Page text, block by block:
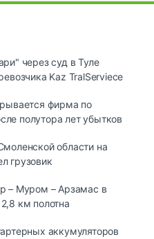
через суд в Туле
Kaz TralServiece
фирма по
полутора лет убытков
области на
грузовик
– Муром – Арзамас в
км полотна
аккумуляторов